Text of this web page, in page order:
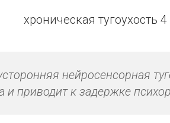
хроническая тугоухость
нейросенсорная
и приводит к задержке